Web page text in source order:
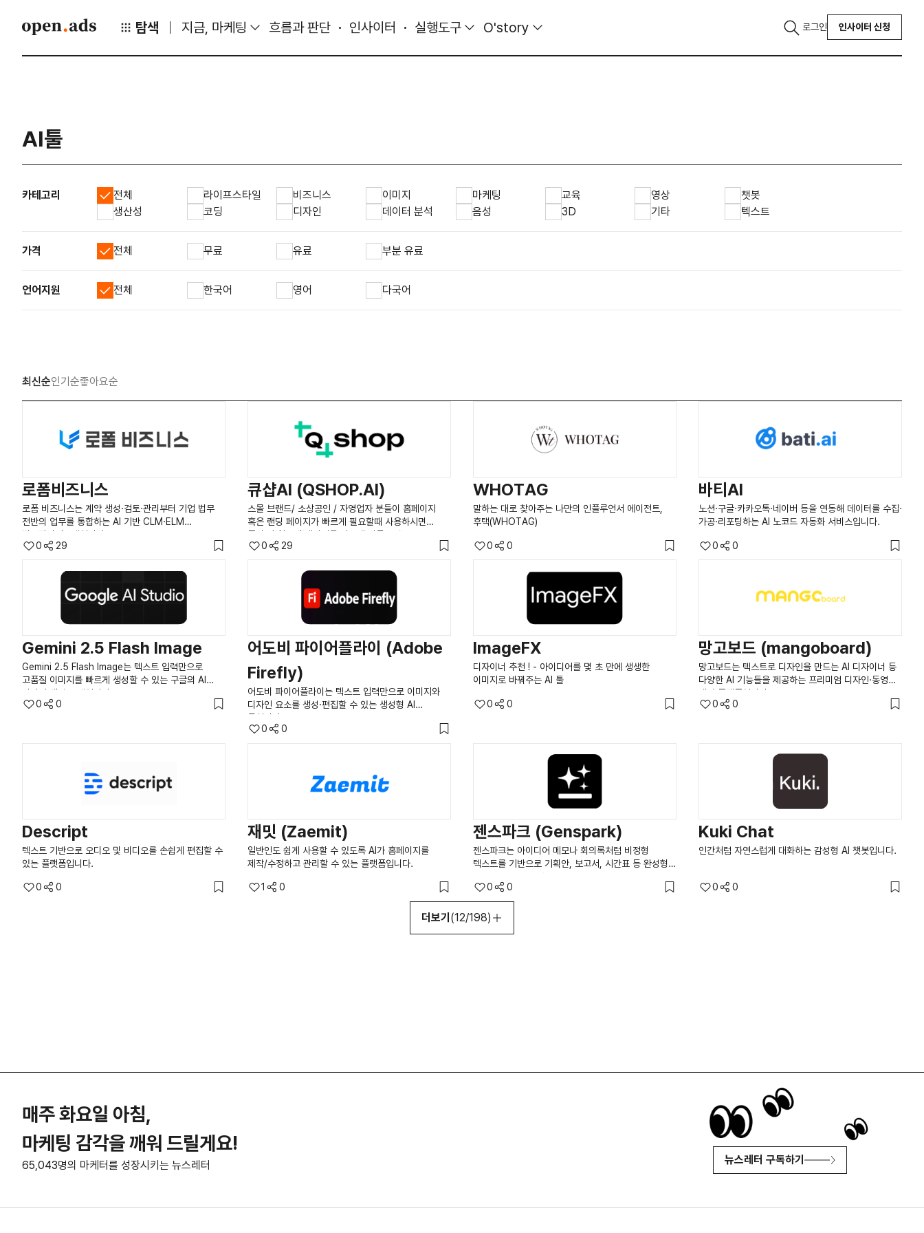
탐색 지금, 마케팅 흐름과 판단 인사이터 실행도구 O'story 로그인 인사이터 신청
AI툴
카테고리 전체 라이프스타일 비즈니스 이미지 마케팅 교육 영상
챗봇
생산성
코딩 디자인 데이터 분석 음성 3D 기타 텍스트
가격 전체 무료 유료 부분 유료
언어지원 전체 한국어 영어 다국어
최신순인기순좋아요순
로폼비즈니스
로폼 비즈니스는 계약 생성·검토·관리부터 기업 법무
전반의 업무를 통합하는 AI 기반 CLM·ELM
법무관리시스템입니다.
0
29
큐샵AI (QSHOP.AI)
스몰 브랜드/ 소상공인 / 자영업자 분들이 홈페이지
혹은 랜딩 페이지가 빠르게 필요할때 사용하시면
좋아요! AI로 홈페이지를 빠르게 만들고, 노코드
에디터로 드래그&드롭으로 쉽게 수정할 수 있어요.
0 29
WHOTAG
말하는 대로 찾아주는 나만의 인플루언서 에이전트,
후택(WHOTAG)
0 0
바티AI
노션·구글·카카오톡·네이버 등을 연동해 데이터를 수집·
가공·리포팅하는 AI 노코드 자동화 서비스입니다.
0 0
Gemini 2.5 Flash Image
Gemini 2.5 Flash Image는 텍스트 입력만으로
고품질 이미지를 빠르게 생성할 수 있는 구글의 AI
이미지 생성 모델입니다.
0
0
어도비 파이어플라이 (Adobe
Firefly)
어도비 파이어플라이는 텍스트 입력만으로 이미지와
디자인 요소를 생성·편집할 수 있는 생성형 AI
툴입니다.
0
0
ImageFX
디자이너 추천 ! - 아이디어를 몇 초 만에 생생한
이미지로 바꿔주는 AI 툴
0 0
망고보드 (mangoboard)
망고보드는 텍스트로 디자인을 만드는 AI 디자이너 등
다양한 AI 기능들을 제공하는 프리미엄 디자인·동영상
제작 플랫폼입니다.
0
0
Descript
텍스트 기반으로 오디오 및 비디오를 손쉽게 편집할 수
있는 플랫폼입니다.
0 0
재밋 (Zaemit)
일반인도 쉽게 사용할 수 있도록 AI가 홈페이지를
제작/수정하고 관리할 수 있는 플랫폼입니다.
1 0
젠스파크 (Genspark)
젠스파크는 아이디어 메모나 회의록처럼 비정형
텍스트를 기반으로 기획안, 보고서, 시간표 등 완성형
0
0
Kuki Chat
인간처럼 자연스럽게 대화하는 감성형 AI 챗봇입니다.
0 0
더보기 (12/198)
매주 화요일 아침,
마케팅 감각을 깨워 드릴게요!
65,043명의 마케터를 성장시키는 뉴스레터 뉴스레터 구독하기